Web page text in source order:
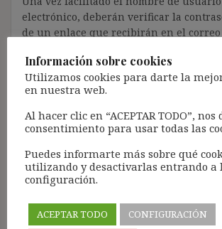
electrónico, deberán verificar la
de un enlace que recibirán en el
revisar la bandeja de «Spam»).
Más de 11.500 personas ya se han
Lamento los inconvenientes que este
causar.
[Con el registro aceptas la política de
blog: https://ignasibeltran.com/politica-
Información sobre cookies
Utilizamos cookies para darte la
en nuestra web.
Al hacer clic en “ACEPTAR TODO”, nos
consentimiento para usar todas las
Puedes informarte más sobre qué
utilizando y desactivarlas entrando a
configuración.
ACEPTAR TODO
CONFIGURACIÓN